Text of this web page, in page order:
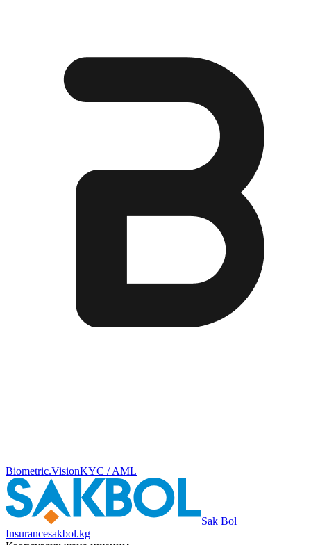
Biometric.VisionKYC / AML
Sak Bol
Insurancesakbol.kg